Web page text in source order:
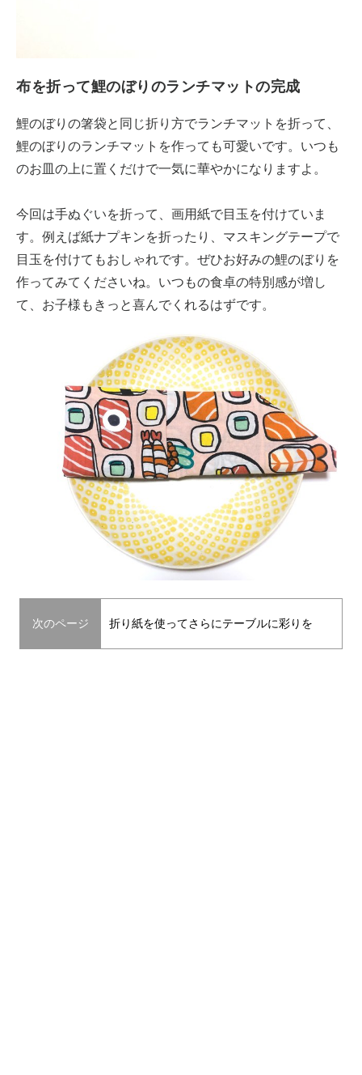
布を折って鯉のぼりのランチマットの完成
鯉のぼりの箸袋と同じ折り方でランチマットを折って、
鯉のぼりのランチマットを作っても可愛いです。いつも
のお皿の上に置くだけで一気に華やかになりますよ。
今回は手ぬぐいを折って、画用紙で目玉を付けていま
す。例えば紙ナプキンを折ったり、マスキングテープで
目玉を付けてもおしゃれです。ぜひお好みの鯉のぼりを
作ってみてくださいね。いつもの食卓の特別感が増し
て、お子様もきっと喜んでくれるはずです。
次のページ 折り紙を使ってさらにテーブルに彩りを